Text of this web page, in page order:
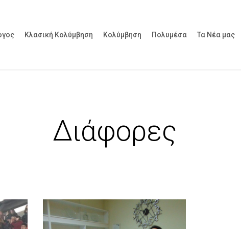
Κλασική Κολύμβηση Κολύμβηση Πολυμέσα Τα Νέα μας
Διάφορες